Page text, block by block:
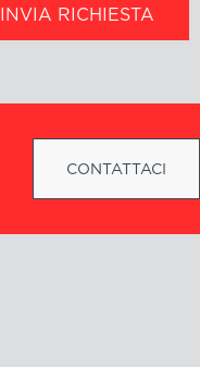
INVIA RICHIESTA
CONTATTACI